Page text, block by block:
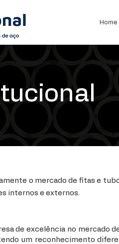
Home
o mercado de fitas e
internos e externos.
de excelência no mercado
um reconhecimento